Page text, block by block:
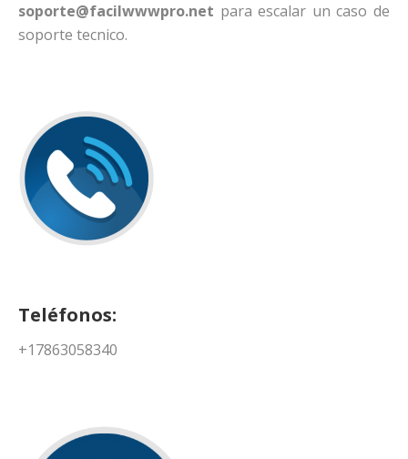
soporte@facilwwwpro.net para escalar un caso de
soporte tecnico.
Teléfonos:
+17863058340